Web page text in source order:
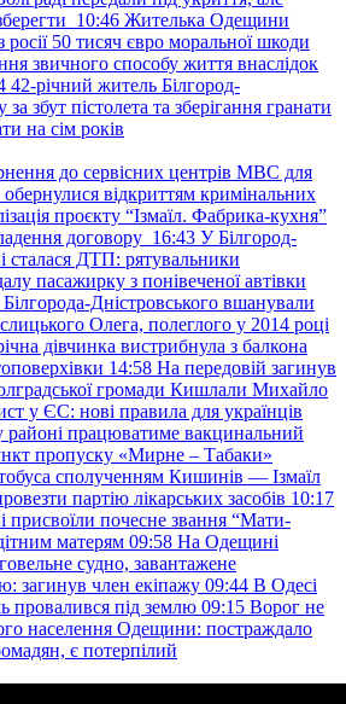
10:46 Жителька Одещини
росії 50 тисяч євро моральної шкоди
звичного способу життя внаслідок
42-річний житель Білгород-
збут пістолета та зберігання гранати
на сім років
до сервісних центрів МВС для
обернулися відкриттям кримінальних
проєкту “Ізмаїл. Фабрика-кухня”
договору 16:43 У Білгород-
сталася ДТП: рятувальники
пасажирку з понівеченої автівки
Дністровського вшанували
Олега, полеглого у 2014 році
дівчинка вистрибнула з балкона
14:58 На передовій загинув
громади Кишлали Михайло
у ЄС: нові правила для українців
районі працюватиме вакцинальний
пропуску «Мирне – Табаки»
сполученням Кишинів — Ізмаїл
партію лікарських засобів 10:17
присвоїли почесне звання “Мати-
матерям 09:58 На Одещині
судно, завантажене
загинув член екіпажу 09:44 В Одесі
провалився під землю 09:15 Ворог не
населення Одещини: постраждало
є потерпілий